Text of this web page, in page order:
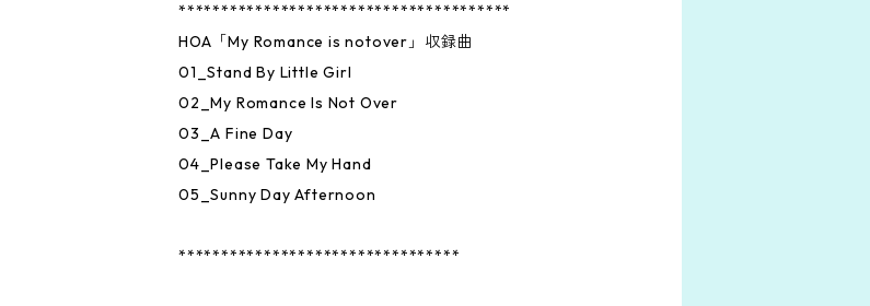
***************************************
HOA「My Romance is notover」収録曲
01_Stand By Little Girl
02_My Romance Is Not Over
03_A Fine Day
04_Please Take My Hand
05_Sunny Day Afternoon
*********************************